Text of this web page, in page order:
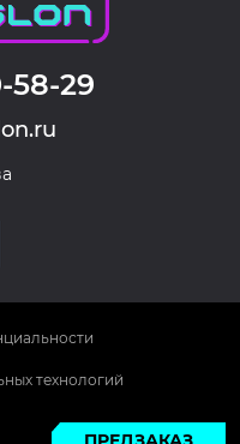
58-29
защищены.
технологий